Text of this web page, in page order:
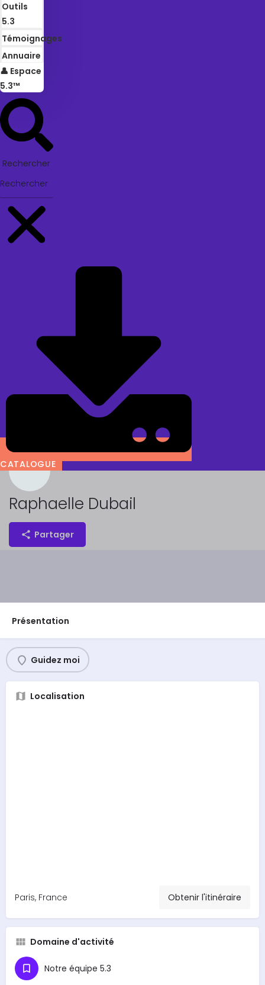
Outils
5.3
Témoignages
Annuaire
👤 Espace
5.3™
Rechercher
CATALOGUE
Raphaelle Dubail
Partager
Présentation
Guidez moi
Localisation
Paris, France Obtenir l'itinéraire
Domaine d'activité
Notre équipe 5.3